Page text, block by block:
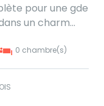
pour une gde
un charm...
0 chambre(s)